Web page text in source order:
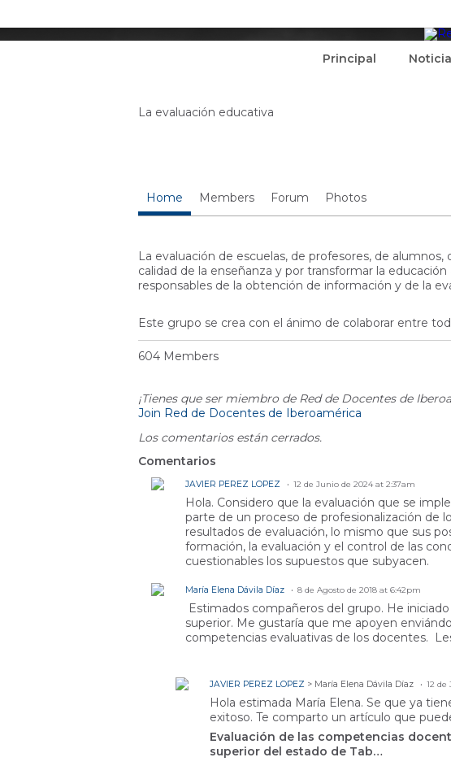
Principal
La evaluación educativa
Home Members Forum Photos
La evaluación de escuelas, de profesores, de
calidad de la enseñanza y por transformar la
responsables de la obtención de información y de la
Este grupo se crea con el ánimo de colaborar entre
604 Members
¡Tienes que ser miembro de Red de Docentes de
Join Red de Docentes de Iberoamérica
Los comentarios están cerrados.
Comentarios
JAVIER PEREZ LOPEZ 12 de Junio de 2024 at 2:37am
Hola. Considero que la evaluación que se
parte de un proceso de profesionalización de
resultados de evaluación, lo mismo que sus
formación, la evaluación y el control de las
cuestionables los supuestos que subyacen.
María Elena Dávila Díaz 8 de Agosto de 2018 at 6:42pm
Estimados compañeros del grupo. He
superior. Me gustaría que me apoyen
competencias evaluativas de los docentes.
JAVIER PEREZ LOPEZ > María Elena Dávila Díaz 12 de
Hola estimada María Elena. Se que ya
exitoso. Te comparto un artículo que
Evaluación de las competencias
superior del estado de Tab…